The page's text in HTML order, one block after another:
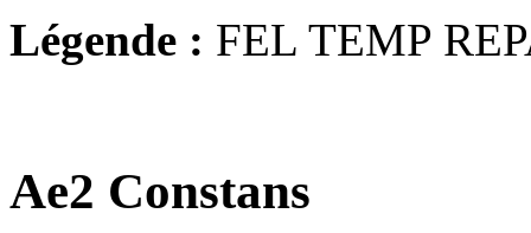
Légende : FEL TEMP
Ae2 Constans